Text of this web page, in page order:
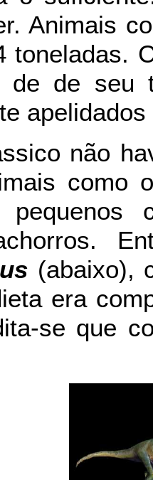
Animais
toneladas.
de de seu
não
como
(abaixo),
era
se que